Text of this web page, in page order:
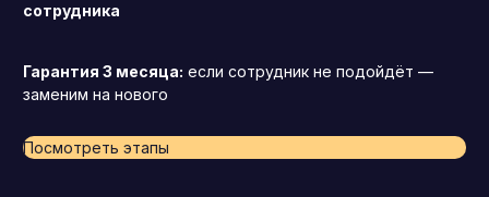
сотрудника
Гарантия 3 месяца: если сотрудник не подойдёт —
заменим на нового
Посмотреть этапы